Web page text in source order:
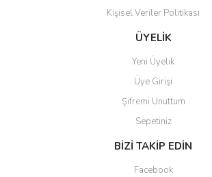
Gönder
Kişisel Veriler Politikası
ÜYELİK
Yeni Üyelik
Üye Girişi
Şifremi Unuttum
Sepetiniz
BİZİ TAKİP EDİN
Facebook